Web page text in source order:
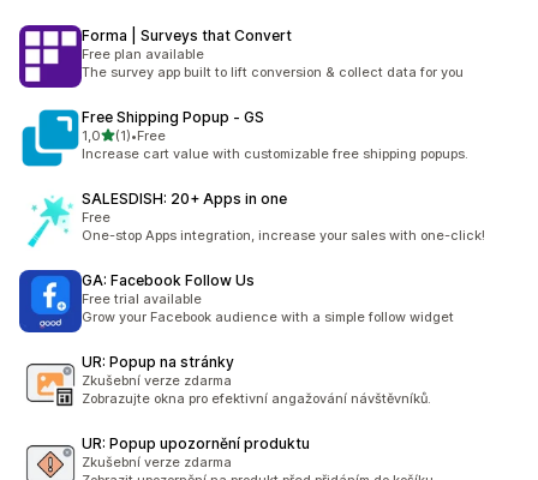
Forma | Surveys that Convert
Free plan available
The survey app built to lift conversion & collect data for you
Free Shipping Popup ‑ GS
1,0z 5 hvězd
(1)
Celkový počet recenzí: 1
•Free
Increase cart value with customizable free shipping popups.
SALESDISH: 20+ Apps in one
Free
One-stop Apps integration, increase your sales with one-click!
GA: Facebook Follow Us
Free trial available
Grow your Facebook audience with a simple follow widget
UR: Popup na stránky
Zkušební verze zdarma
Zobrazujte okna pro efektivní angažování návštěvníků.
UR: Popup upozornění produktu
Zkušební verze zdarma